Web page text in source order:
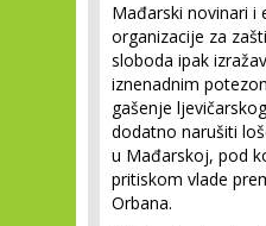
Mađarski novinari i
organizacije za
sloboda ipak
iznenadnim
gašenje
dodatno narušiti
u Mađarskoj, pod
pritiskom vlade
Orbana.